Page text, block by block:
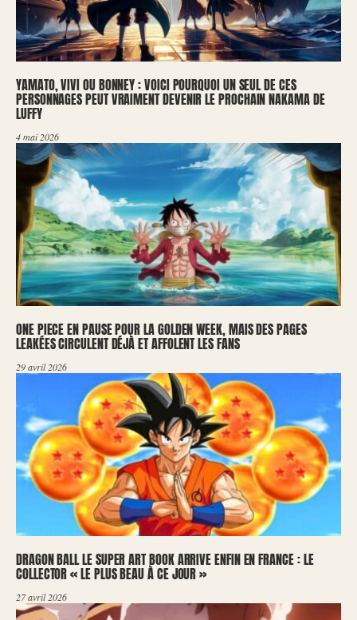
YAMATO, VIVI OU BONNEY : VOICI POURQUOI UN SEUL DE CES
PERSONNAGES PEUT VRAIMENT DEVENIR LE PROCHAIN NAKAMA DE
LUFFY
4 mai 2026
ONE PIECE EN PAUSE POUR LA GOLDEN WEEK, MAIS DES PAGES
LEAKÉES CIRCULENT DÉJÀ ET AFFOLENT LES FANS
29 avril 2026
DRAGON BALL LE SUPER ART BOOK ARRIVE ENFIN EN FRANCE : LE
COLLECTOR « LE PLUS BEAU À CE JOUR »
27 avril 2026